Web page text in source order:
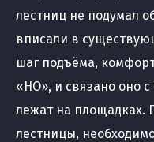
лестниц не подумал
вписали в
шаг подъёма,
«НО», и связано оно
лежат на площадках.
лестницы,